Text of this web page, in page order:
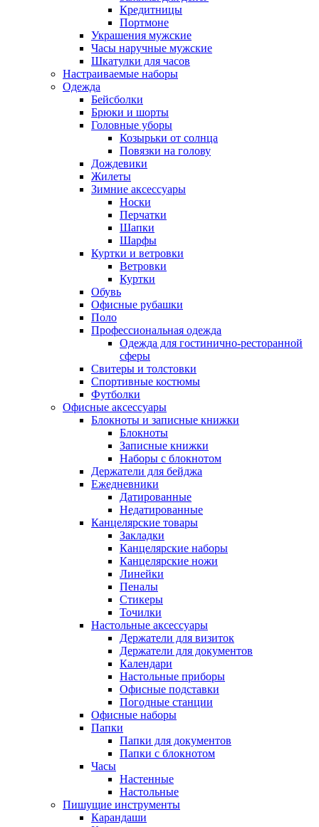
Кредитницы
Портмоне
Украшения мужские
Часы наручные мужские
Шкатулки для часов
Настраиваемые наборы
Одежда
Бейсболки
Брюки и шорты
Головные уборы
Козырьки от солнца
Повязки на голову
Дождевики
Жилеты
Зимние аксессуары
Носки
Перчатки
Шапки
Шарфы
Куртки и ветровки
Ветровки
Куртки
Обувь
Офисные рубашки
Поло
Профессиональная одежда
Одежда для гостинично-ресторанной
сферы
Свитеры и толстовки
Спортивные костюмы
Футболки
Офисные аксессуары
Блокноты и записные книжки
Блокноты
Записные книжки
Наборы с блокнотом
Держатели для бейджа
Ежедневники
Датированные
Недатированные
Канцелярские товары
Закладки
Канцелярские наборы
Канцелярские ножи
Линейки
Пеналы
Стикеры
Точилки
Настольные аксессуары
Держатели для визиток
Держатели для документов
Календари
Настольные приборы
Офисные подставки
Погодные станции
Офисные наборы
Папки
Папки для документов
Папки с блокнотом
Часы
Настенные
Настольные
Пишущие инструменты
Карандаши